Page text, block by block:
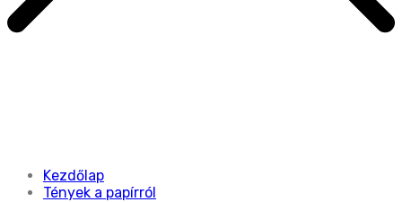
Kezdőlap
Tények a papírról